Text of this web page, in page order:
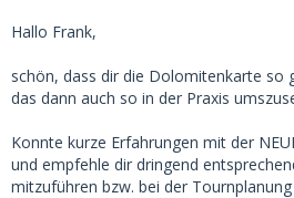
Hallo Frank,
schön, dass dir die Dolomitenkarte so
das dann auch so in der Praxis
Konnte kurze Erfahrungen mit der
und empfehle dir dringend
mitzuführen bzw. bei der